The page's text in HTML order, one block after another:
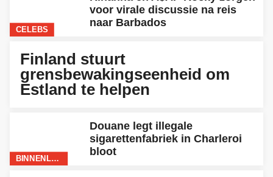
CELEBS
voor virale discussie na reis
naar Barbados
BUITENLAND
Finland stuurt
grensbewakingseenheid om
Estland te helpen
BINNENLAND
Douane legt illegale
sigarettenfabriek in Charleroi
bloot